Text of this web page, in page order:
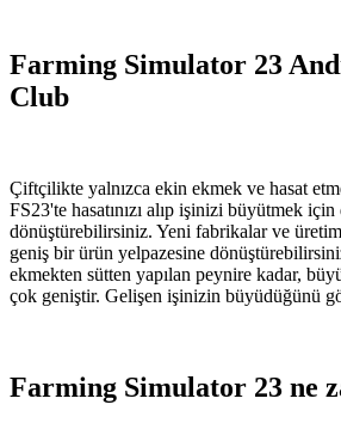
Farming Simulator 23
Club
Çiftçilikte yalnızca ekin ekmek ve hasat
FS23'te hasatınızı alıp işinizi büyütmek
dönüştürebilirsiniz. Yeni fabrikalar ve
geniş bir ürün yelpazesine
ekmekten sütten yapılan peynire kadar,
çok geniştir. Gelişen işinizin büyüdüğünü
Farming Simulator 23 ne